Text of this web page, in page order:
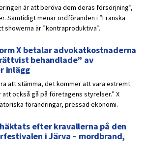
är att beröva dem deras försörjning”,
Samtidigt menar ordföranden i ”Franska
showerna är ”kontraproduktiva”.
X betalar advokatkostnaderna
behandlade” av
inlägg
att stämma, det kommer att vara extremt
också gå på företagens styrelser.” X
förändringar, pressad ekonomi.
efter kravallerna på den
i Järva – mordbrand,